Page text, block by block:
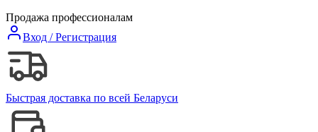
Продажа профессионалам
Вход / Регистрация
Быстрая доставка по всей Беларуси